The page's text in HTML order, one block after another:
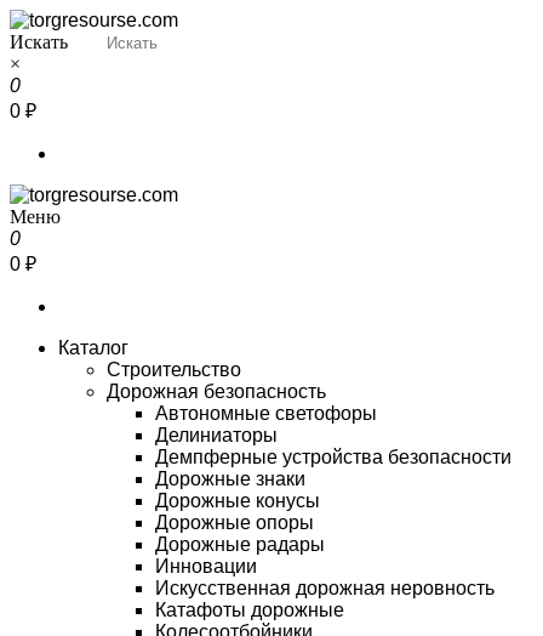
Перейти
к
содержимому
Torgresourse
Промышленный маркетплейс
Искать
×
0
0 ₽
Torgresourse
Промышленный маркетплейс
Меню
0
0 ₽
Каталог
Строительство
Дорожная безопасность
Автономные светофоры
Делиниаторы
Демпферные устройства безопасности
Дорожные знаки
Дорожные конусы
Дорожные опоры
Дорожные радары
Инновации
Искусственная дорожная неровность
Катафоты дорожные
Колесоотбойники